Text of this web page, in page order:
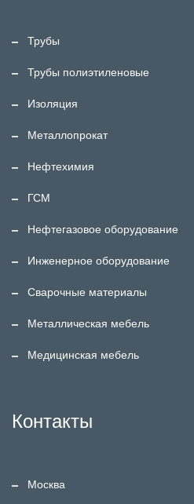
Трубы
Трубы полиэтиленовые
Изоляция
Металлопрокат
Нефтехимия
ГСМ
Нефтегазовое оборудование
Инженерное оборудование
Сварочные материалы
Металлическая мебель
Медицинская мебель
Контакты
Москва